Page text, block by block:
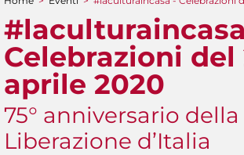
Tu sei qui
Celebrazioni del
aprile 2020
75° anniversario della
Liberazione d’Italia